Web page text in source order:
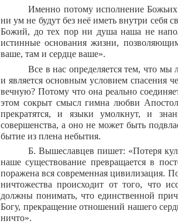
Именно потому исполнение
ни ум не будут без неё иметь внутри себя
Божий, до тех пор ни душа наша не
истинные основания жизни,
ваше, там и сердце ваше».
Все в нас определяется тем, что
и является основным условием спасения
вечную? Потому что она реально
этом сокрыт смысл гимна любви
прекратятся, и языки умолкнут, и
совершенства, а оно не может быть
бытие из плена небытия.
Б. Вышеславцев пишет: «Потеря
наше существование превращается в
поражена вся современная цивилизация.
ничтожества происходит от того, что
должны понимать, что единственной
Богу, прекращение отношений нашего
ничто».